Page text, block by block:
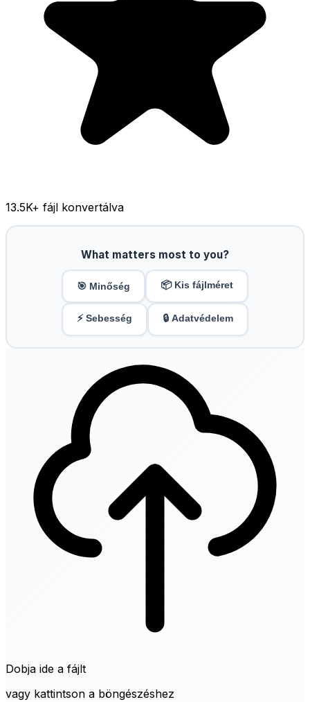
13.5K+ fájl konvertálva
What matters most to you?
🎯 Minőség 📦 Kis fájlméret
⚡ Sebesség 🔒 Adatvédelem
Dobja ide a fájlt
vagy kattintson a böngészéshez